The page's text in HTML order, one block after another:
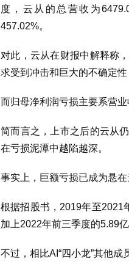
度，云从的总营收为
457.02%。
对此，云从在财报中解释称
求受到冲击和巨大的不确定
而归母净利润亏损主要系营
简而言之，上市之后的云从
在亏损泥潭中越陷越深。
事实上，巨额亏损已成为悬在
根据招股书，2019年至2021
加上2022年前三季度的5.89
不过，相比AI“四小龙”其他成